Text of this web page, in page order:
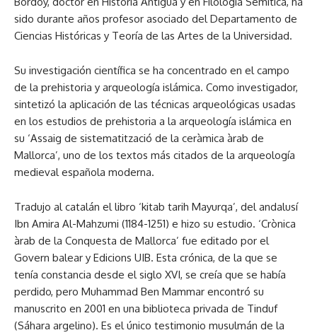
sido durante años profesor asociado del Departamento de
Ciencias Históricas y Teoría de las Artes de la Universidad.
Su investigación científica se ha concentrado en el campo
de la prehistoria y arqueología islámica. Como investigador,
sintetizó la aplicación de las técnicas arqueológicas usadas
en los estudios de prehistoria a la arqueología islámica en
su ‘Assaig de sistematització de la ceràmica àrab de
Mallorca’, uno de los textos más citados de la arqueología
medieval española moderna.
Tradujo al catalán el libro ‘kitab tarih Mayurqa’, del andalusí
Ibn Amira Al-Mahzumi (1184-1251) e hizo su estudio. ‘Crònica
àrab de la Conquesta de Mallorca’ fue editado por el
Govern balear y Edicions UIB. Esta crónica, de la que se
tenía constancia desde el siglo XVI, se creía que se había
perdido, pero Muhammad Ben Mammar encontró su
manuscrito en 2001 en una biblioteca privada de Tinduf
(Sáhara argelino). Es el único testimonio musulmán de la